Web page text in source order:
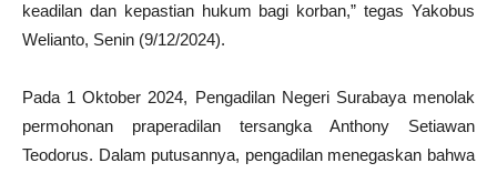
keadilan dan kepastian hukum bagi korban,” tegas Yakobus
Welianto, Senin (9/12/2024).
Pada 1 Oktober 2024, Pengadilan Negeri Surabaya menolak
permohonan praperadilan tersangka Anthony Setiawan
Teodorus. Dalam putusannya, pengadilan menegaskan bahwa